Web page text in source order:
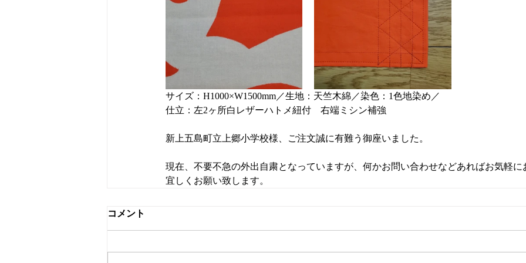
サイズ：H1000×W1500mm／生地：天竺木綿／染色：1色地染め／
仕立：左2ヶ所白レザーハトメ紐付　右端ミシン補強
新上五島町立上郷小学校様、ご注文誠に有難う御座いました。
現在、不要不急の外出自粛となっていますが、何かお問い合わせなどあればお気軽に
宜しくお願い致します。
コメント